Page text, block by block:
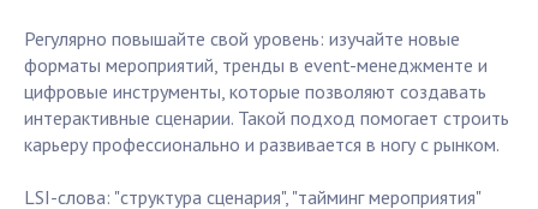
Регулярно повышайте свой уровень: изучайте новые
форматы мероприятий, тренды в event-менеджменте и
цифровые инструменты, которые позволяют создавать
интерактивные сценарии. Такой подход помогает строить
карьеру профессионально и развивается в ногу с рынком.
LSI-слова: "структура сценария", "тайминг мероприятия"